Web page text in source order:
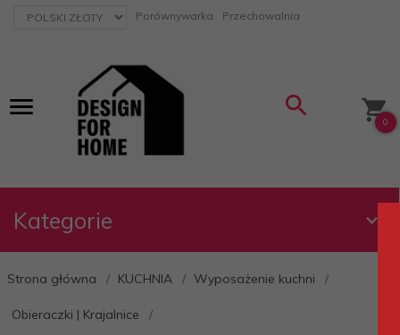
currency_h Porównywarka Przechowalnia
0
Kategorie
Strona główna KUCHNIA Wyposażenie kuchni
Obieraczki | Krajalnice